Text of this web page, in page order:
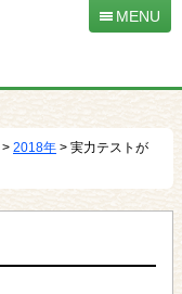
MENU
> 2018年 > 実力テストが